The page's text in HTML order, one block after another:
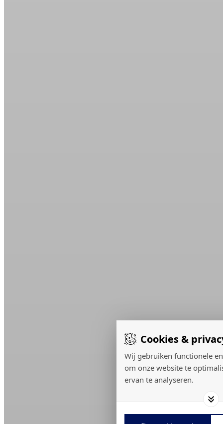
Cookies &
Wij gebruiken functionele
om onze website te
ervan te analyseren.